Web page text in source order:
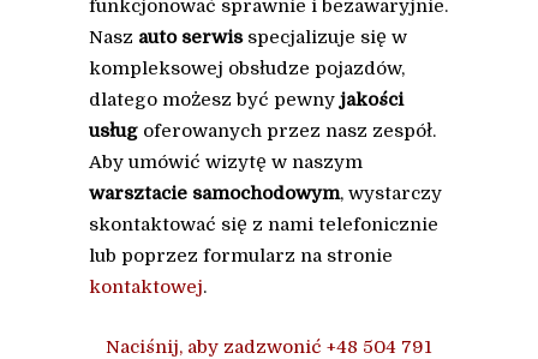
funkcjonować sprawnie i bezawaryjnie.
Nasz auto serwis specjalizuje się w
kompleksowej obsłudze pojazdów,
dlatego możesz być pewny jakości
usług oferowanych przez nasz zespół.
Aby umówić wizytę w naszym
warsztacie samochodowym, wystarczy
skontaktować się z nami telefonicznie
lub poprzez formularz na stronie
kontaktowej.
Naciśnij, aby zadzwonić +48 504 791